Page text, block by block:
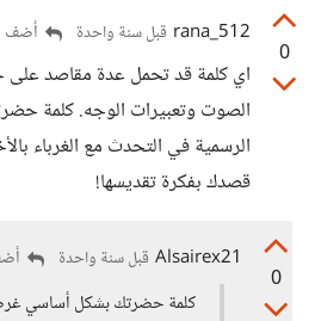
0
rana_512 قبل سنة واحدة أضف
اي كلمة قد تحمل عدة مقاصد على
الصوت وتعبيرات الوجه. كلمة
الرسمية في التحدث مع الغرباء
قصدك بفكرة تقديسها!
0
Alsairex21 قبل سنة واحدة
كلمة حضرتك بشكل أساسي